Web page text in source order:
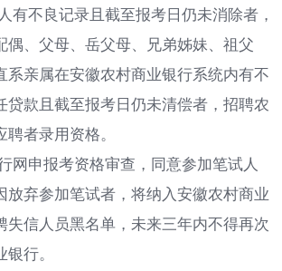
不良记录且截至报考日仍未消除者，
偶、父母、岳父母、兄弟姊妹、祖父
系亲属在安徽农村商业银行系统内有不
贷款且截至报考日仍未清偿者，招聘农
者录用资格。
申报考资格审查，同意参加笔试人
放弃参加笔试者，将纳入安徽农村商业
失信人员黑名单，未来三年内不得再次
行。